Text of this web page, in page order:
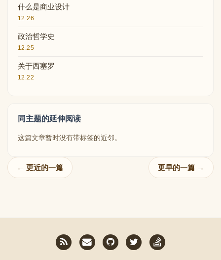
什么是商业设计
12.26
政治哲学史
12.25
关于西塞罗
12.22
同主题的延伸阅读
这篇文章暂时没有带标签的近邻。
← 更近的一篇 更早的一篇 →
RSS
Email
me
GitHub Twitter